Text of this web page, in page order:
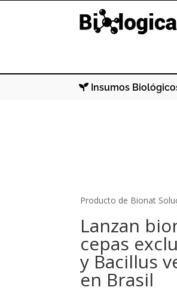
Insumos
Producto de Bionat
Lanzan
cepas
y Bacillus
en Brasil